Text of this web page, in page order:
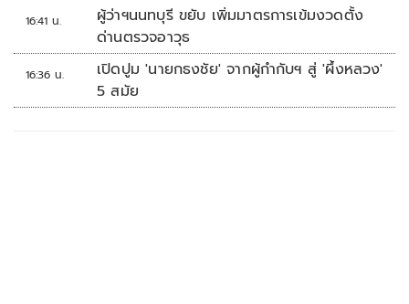
16:41 น.
ผู้ว่าฯนนทบุรี ขยับ เพิ่มมาตรการเข้มงวดตั้ง
ด่านตรวจอาวุธ
16:36 น.
เปิดปูม 'นายกธงชัย' จากผู้กำกับฯ สู่ 'ผึ้งหลวง'
5 สมัย